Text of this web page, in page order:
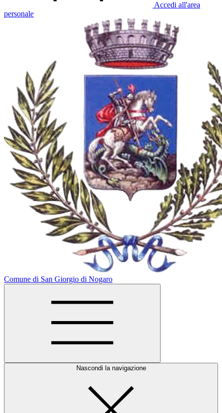
Accedi all'area
personale
Comune di San Giorgio di Nogaro
Nascondi la navigazione